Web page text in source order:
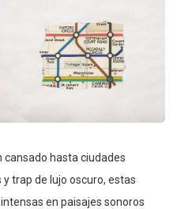
cansado hasta ciudades
trap de lujo oscuro, estas
en paisajes sonoros